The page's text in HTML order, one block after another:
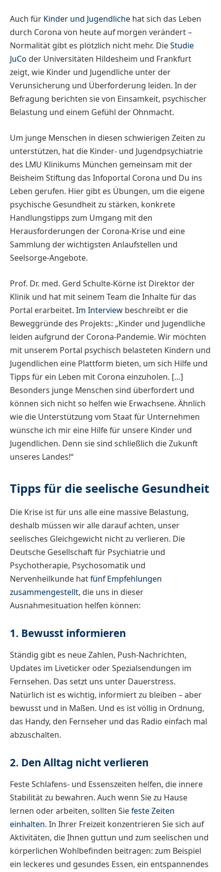
Auch für Kinder und Jugendliche hat sich das Leben
durch Corona von heute auf morgen verändert –
Normalität gibt es plötzlich nicht mehr. DieStudie
JuCo der Universitäten Hildesheim und Frankfurt
zeigt, wie Kinder und Jugendliche unter der
Verunsicherung und Überforderung leiden. In der
Befragung berichten sie von Einsamkeit, psychischer
Belastung und einem Gefühl der Ohnmacht.
Um junge Menschen in diesen schwierigen Zeiten zu
unterstützen, hat die Kinder- und Jugendpsychiatrie
des LMU Klinikums München gemeinsam mit der
Beisheim Stiftung das Infoportal Corona und Du ins
Leben gerufen. Hier gibt es Übungen, um die eigene
psychische Gesundheit zu stärken, konkrete
Handlungstipps zum Umgang mit den
Herausforderungen der Corona-Krise und eine
Sammlung der wichtigsten Anlaufstellen und
Seelsorge-Angebote.
Prof. Dr. med. Gerd Schulte-Körne ist Direktor der
Klinik und hat mit seinem Team die Inhalte für das
Portal erarbeitet. Im Interview beschreibt er die
Beweggründe des Projekts: „Kinder und Jugendliche
leiden aufgrund der Corona-Pandemie. Wir möchten
mit unserem Portal psychisch belasteten Kindern und
Jugendlichen eine Plattform bieten, um sich Hilfe und
Tipps für ein Leben mit Corona einzuholen. […]
Besonders junge Menschen sind überfordert und
können sich nicht so helfen wie Erwachsene. Ähnlich
wie die Unterstützung vom Staat für Unternehmen
wünsche ich mir eine Hilfe für unsere Kinder und
Jugendlichen. Denn sie sind schließlich die Zukunft
unseres Landes!“
Tipps für die seelische Gesundheit
Die Krise ist für uns alle eine massive Belastung,
deshalb müssen wir alle darauf achten, unser
seelisches Gleichgewicht nicht zu verlieren. Die
Deutsche Gesellschaft für Psychiatrie und
Psychotherapie, Psychosomatik und
Nervenheilkunde hatfünf Empfehlungen
zusammengestellt, die uns in dieser
Ausnahmesituation helfen können:
1. Bewusst informieren
Ständig gibt es neue Zahlen, Push-Nachrichten,
Updates im Liveticker oder Spezialsendungen im
Fernsehen. Das setzt uns unter Dauerstress.
Natürlich ist es wichtig, informiert zu bleiben – aber
bewusst und in Maßen. Und es ist völlig in Ordnung,
das Handy, den Fernseher und das Radio einfach mal
abzuschalten.
2. Den Alltag nicht verlieren
Feste Schlafens- und Essenszeiten helfen, die innere
Stabilität zu bewahren. Auch wenn Sie zu Hause
lernen oder arbeiten, sollten Siefeste Zeiten
einhalten. In Ihrer Freizeit konzentrieren Sie sich auf
Aktivitäten, die Ihnen guttun und zum seelischen und
körperlichen Wohlbefinden beitragen: zum Beispiel
ein leckeres und gesundes Essen, ein entspannendes